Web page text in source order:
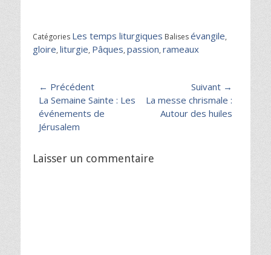
Catégories Les temps liturgiques Balisesévangile,
gloire, liturgie, Pâques, passion, rameaux
Navigation
de
l’article
← Précédent
Article
précédent :
La Semaine Sainte : Les
événements de
Jérusalem
Suivant →
Article
suivant :
La messe chrismale :
Autour des huiles
Laisser un commentaire